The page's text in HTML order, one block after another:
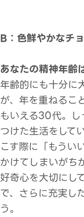
B：色鮮やかなチ
あなたの精神年齢
年齢的にも十分に
が、年を重ねるこ
もいえる30代。
つけた生活をして
こす際に「もう
かけてしまいがち
好奇心を大切にし
で、さらに充実し
う。